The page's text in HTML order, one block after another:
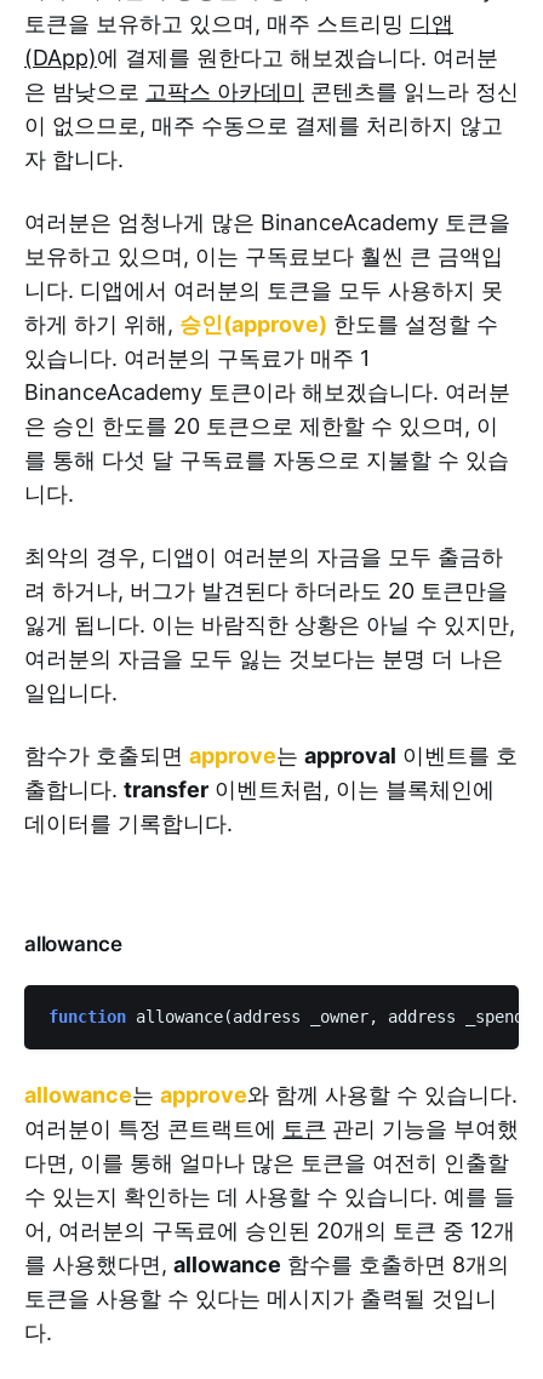
토큰을 보유하고 있으며, 매주 스트리밍 디앱
(DApp)에 결제를 원한다고 해보겠습니다. 여러분
은 밤낮으로 고팍스 아카데미 콘텐츠를 읽느라 정신
이 없으므로, 매주 수동으로 결제를 처리하지 않고
자 합니다.
여러분은 엄청나게 많은 BinanceAcademy 토큰을
보유하고 있으며, 이는 구독료보다 훨씬 큰 금액입
니다. 디앱에서 여러분의 토큰을 모두 사용하지 못
하게 하기 위해, 승인(approve) 한도를 설정할 수
있습니다. 여러분의 구독료가 매주 1
BinanceAcademy 토큰이라 해보겠습니다. 여러분
은 승인 한도를 20 토큰으로 제한할 수 있으며, 이
를 통해 다섯 달 구독료를 자동으로 지불할 수 있습
니다.
최악의 경우, 디앱이 여러분의 자금을 모두 출금하
려 하거나, 버그가 발견된다 하더라도 20 토큰만을
잃게 됩니다. 이는 바람직한 상황은 아닐 수 있지만,
여러분의 자금을 모두 잃는 것보다는 분명 더 나은
일입니다.
함수가 호출되면 approve는 approval 이벤트를 호
출합니다. transfer 이벤트처럼, 이는 블록체인에
데이터를 기록합니다.
allowance
function allowance(address _owner, address
allowance는 approve와 함께 사용할 수 있습니다.
여러분이 특정 콘트랙트에 토큰 관리 기능을 부여했
다면, 이를 통해 얼마나 많은 토큰을 여전히 인출할
수 있는지 확인하는 데 사용할 수 있습니다. 예를 들
어, 여러분의 구독료에 승인된 20개의 토큰 중 12개
를 사용했다면, allowance 함수를 호출하면 8개의
토큰을 사용할 수 있다는 메시지가 출력될 것입니
다.